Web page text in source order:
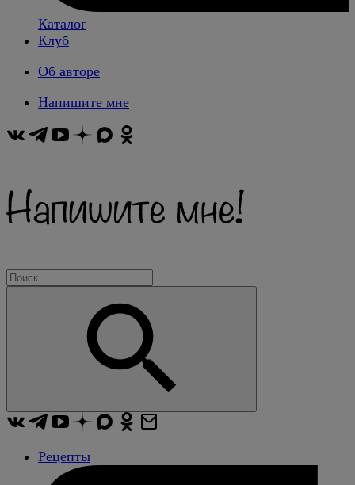
Каталог
Клуб
Об авторе
Напишите мне
Рецепты